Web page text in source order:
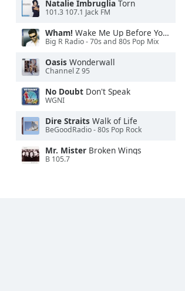
Natalie Imbruglia Torn
101.3 107.1 Jack FM
Wham! Wake Me Up Before You Go-Go
Big R Radio - 70s and 80s Pop Mix
Oasis Wonderwall
Channel Z 95
No Doubt Don't Speak
WGNI
Dire Straits Walk of Life
BeGoodRadio - 80s Pop Rock
Mr. Mister Broken Wings
B 105.7